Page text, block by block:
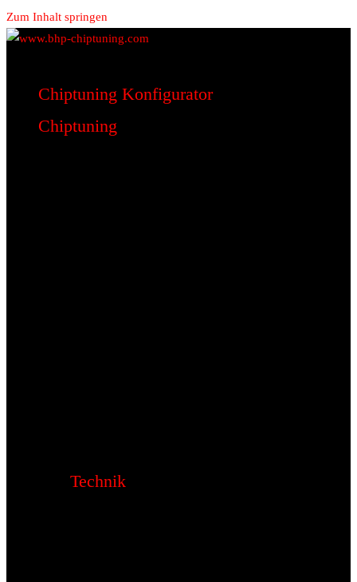
Zum Inhalt springen
www.bhp-chiptuning.com
BHP Motorsport
Chiptuning Konfigurator
Chiptuning
Technik